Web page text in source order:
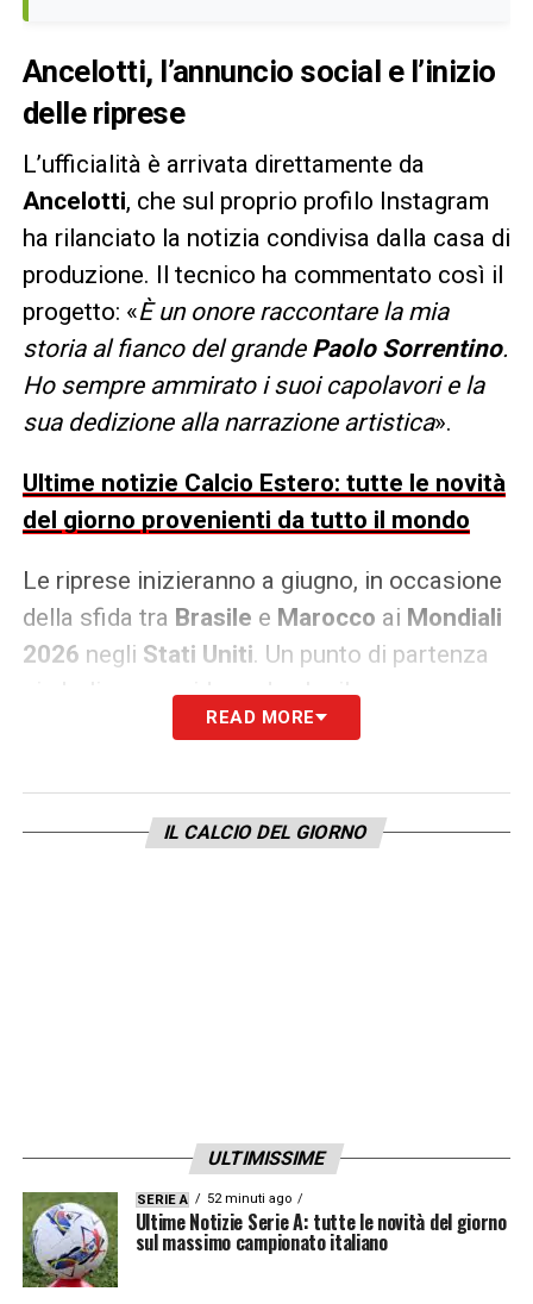
Ancelotti, l’annuncio social e l’inizio
delle riprese
L’ufficialità è arrivata direttamente da
Ancelotti, che sul proprio profilo Instagram
ha rilanciato la notizia condivisa dalla casa di
produzione. Il tecnico ha commentato così il
progetto: «È un onore raccontare la mia
storia al fianco del grande Paolo Sorrentino.
Ho sempre ammirato i suoi capolavori e la
sua dedizione alla narrazione artistica».
Ultime notizie Calcio Estero: tutte le novità
del giorno provenienti da tutto il mondo
Le riprese inizieranno a giugno, in occasione
della sfida tra Brasile e Marocco ai Mondiali
2026 negli Stati Uniti. Un punto di partenza
simbolico, considerando che il percorso
potrebbe coincidere con il sogno della
Mondo, la tanto attesaExa.
Paris Saint-Germain,Bundesliga
Bayern MonacoeLigacon il
Madrid.
Ancora più pesante il suo curriculum
READ MORE
IL CALCIO DEL GIORNO
ULTIMISSIME
SERIE A 52 minuti ago
Ultime Notizie Serie A: tutte le novità del giorno
sul massimo campionato italiano